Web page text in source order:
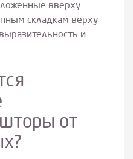
вверху
складкам верху
и
от